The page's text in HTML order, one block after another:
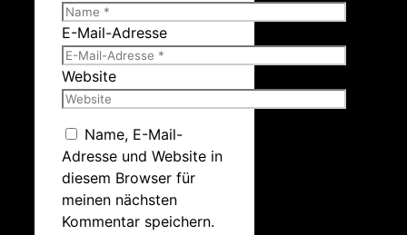
E-Mail-Adresse
Website
Name, E-Mail-
Adresse und Website in
diesem Browser für
meinen nächsten
Kommentar speichern.